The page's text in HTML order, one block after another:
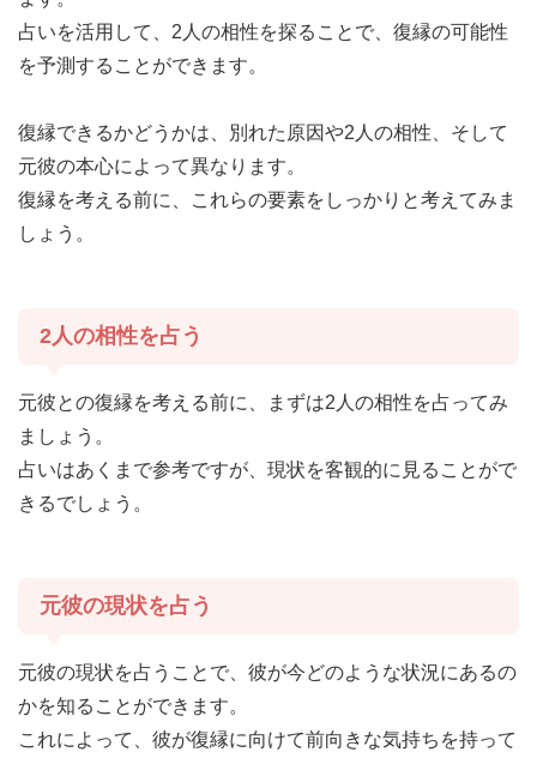
占いを活用して、2人の相性を探ることで、復縁の可能性
を予測することができます。
復縁できるかどうかは、別れた原因や2人の相性、そして
元彼の本心によって異なります。
復縁を考える前に、これらの要素をしっかりと考えてみま
しょう。
2人の相性を占う
元彼との復縁を考える前に、まずは2人の相性を占ってみ
ましょう。
占いはあくまで参考ですが、現状を客観的に見ることがで
きるでしょう。
元彼の現状を占う
元彼の現状を占うことで、彼が今どのような状況にあるの
かを知ることができます。
これによって、彼が復縁に向けて前向きな気持ちを持って